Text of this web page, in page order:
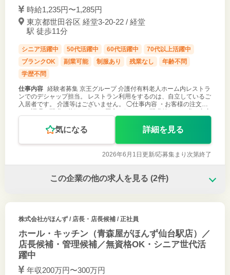
時給1,235円〜1,285円
東京都世田谷区 経堂3-20-22 / 経堂
駅 徒歩11分
シニア活躍中 50代活躍中 60代活躍中
70代以上活躍中
ブランクOK
副業可能 制服あり 残業なし
年齢不問
学歴不問
仕事内容 経験者募集 京王グループ 介護付有料老人ホーム内レストラ
ンでのデシャップ担当。 レストラン利用をするのは、自立しているご
入居者です。 介護等はございません。 ◯仕事内容 ・お客様の注文
を、調理や配膳の状況を考え、厨房に伝える ・配膳前に、お膳の内容
に間違えが無
気になる 詳細を見る
2026年6月1日更新/応募集まり次第終了
この企業の他の求人を見る (2件)
株式会社がほんず/ 店長・店長候補 / 正社員
ホール・キッチン（青森屋がほんず仙台駅店）／
店長候補・管理候補／無資格OK・シニア世代活
躍中
年収200万円〜300万円